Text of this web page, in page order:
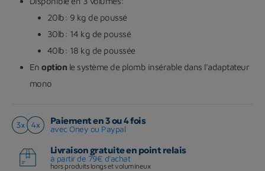
20lb: 9 kg de poussé
30lb: 14 kg de poussé
40lb: 18 kg de poussée
Enoption le système de plomb insérable dans l'adaptateur
mono
Paiement en 3 ou 4 fois
avec Oney ou Paypal
Livraison gratuite en point relais
à partir de 79€ d'achat
hors produits longs et volumineux